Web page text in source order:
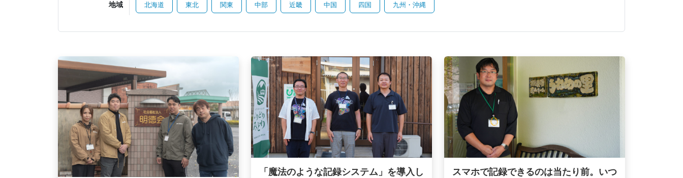
地域 北海道 東北 関東 中部 近畿 中国 四国 九州・沖縄
「魔法のような記録システム」を導入し
スマホで記録できるのは当たり前。いつ